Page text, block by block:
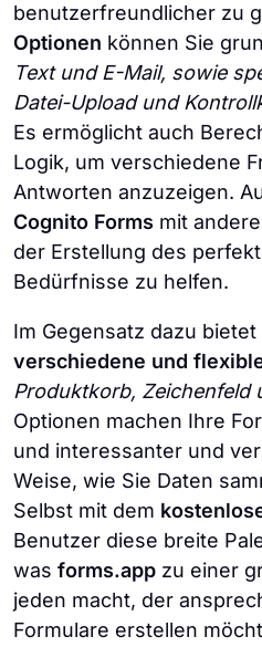
benutzerfreundlicher zu
Optionen können Sie
Text und E-Mail, sowie
Datei-Upload und
Es ermöglicht auch
Logik, um verschiedene
Antworten anzuzeigen.
Cognito Forms mit
der Erstellung des
Bedürfnisse zu helfen.
Im Gegensatz dazu bietet
verschiedene und
Produktkorb, Zeichenfeld
Optionen machen Ihre
und interessanter und
Weise, wie Sie Daten
Selbst mit dem
Benutzer diese breite
was forms.app zu einer
jeden macht, der
Formulare erstellen